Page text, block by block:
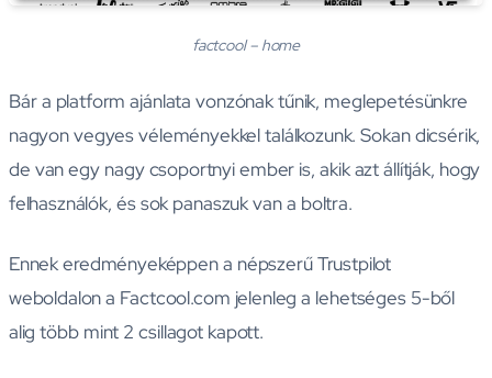
factcool – home
Bár a platform ajánlata vonzónak tűnik, meglepetésünkre
nagyon vegyes véleményekkel találkozunk. Sokan dicsérik,
de van egy nagy csoportnyi ember is, akik azt állítják, hogy
felhasználók, és sok panaszuk van a boltra.
Ennek eredményeképpen a népszerű Trustpilot
weboldalon a Factcool.com jelenleg a lehetséges 5-ből
alig több mint 2 csillagot kapott.